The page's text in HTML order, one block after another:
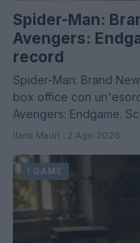
Spider-Man:
Avengers:
record
Spider-Man: Brand
box office con
Avengers: Endgame.
Ilaria Mauri · 2 Ago 2026
I GAME